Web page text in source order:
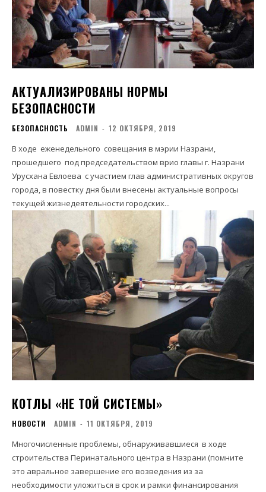
АКТУАЛИЗИРОВАНЫ НОРМЫ
БЕЗОПАСНОСТИ
БЕЗОПАСНОСТЬ ADMIN - 12 ОКТЯБРЯ, 2019
В ходе еженедельного совещания в мэрии Назрани,
прошедшего под председательством врио главы г. Назрани
Урусхана Евлоева с участием глав административных округов
города, в повестку дня были внесены актуальные вопросы
текущей жизнедеятельности городских...
КОТЛЫ «НЕ ТОЙ СИСТЕМЫ»
НОВОСТИ ADMIN - 11 ОКТЯБРЯ, 2019
Многочисленные проблемы, обнаруживавшиеся в ходе
строительства Перинатального центра в Назрани (помните
это авральное завершение его возведения из за
необходимости уложиться в срок и рамки финансирования